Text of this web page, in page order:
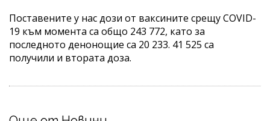
Поставените у нас дози от ваксините срещу COVID-
19 към момента са общо 243 772, като за
последното денонощие са 20 233. 41 525 са
получили и втората доза.